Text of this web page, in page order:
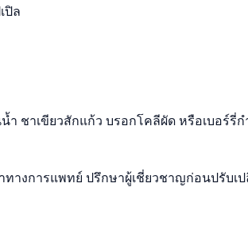
ปิล
ชาเขียวสักแก้ว บรอกโคลีผัด หรือเบอร์รี่
างการแพทย์ ปรึกษาผู้เชี่ยวชาญก่อนปรับเ